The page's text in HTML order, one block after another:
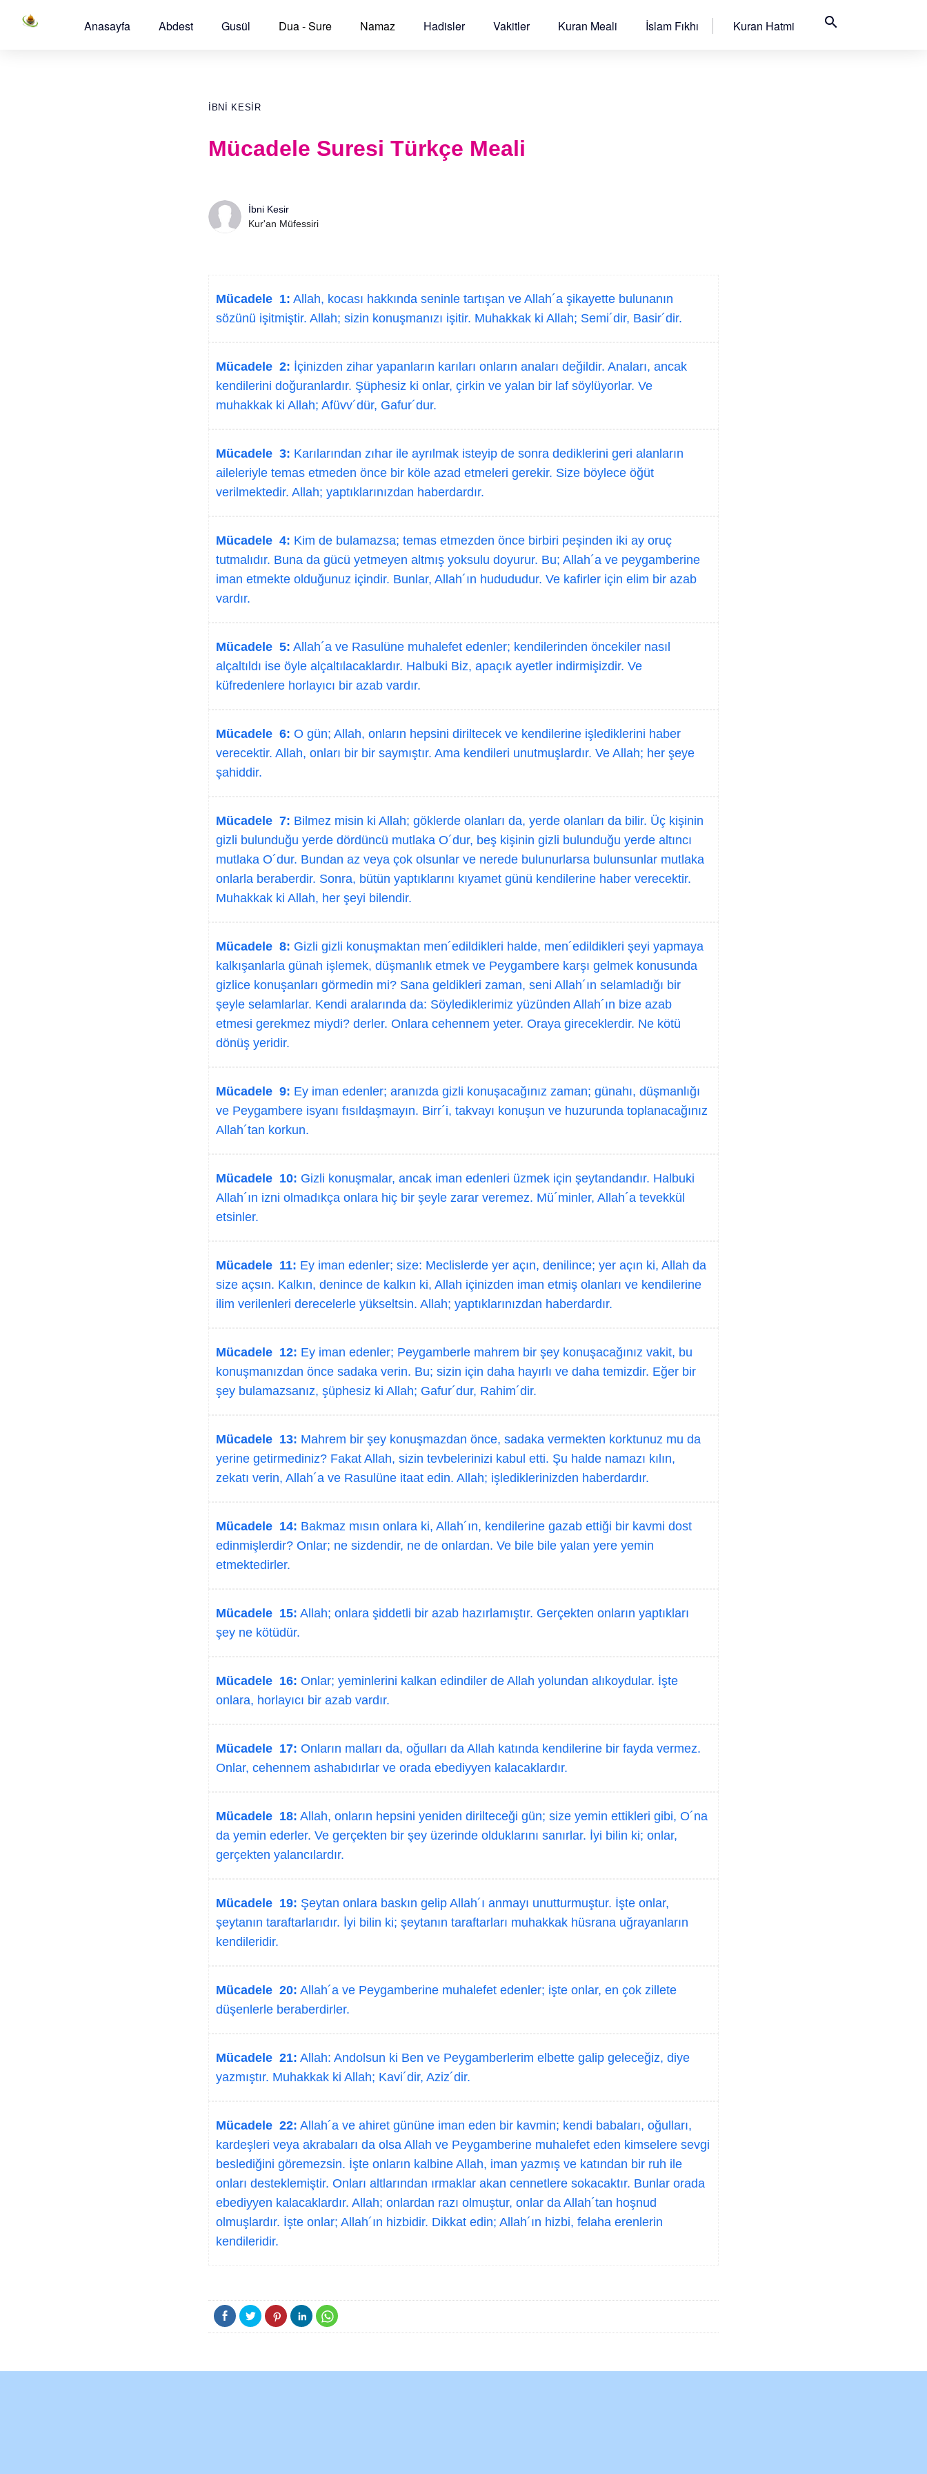
Anasayfa Abdest Gusül Dua - Sure Namaz Hadisler Vakitler Kuran Meali İslam Fıkhı Kuran Hatmi search
İBNI KESIR
Mücadele Suresi Türkçe Meali
İbni Kesir
Kur'an Müfessiri
Mücadele 1: Allah, kocası hakkında seninle tartışan ve Allah´a şikayette bulunanın
sözünü işitmiştir. Allah; sizin konuşmanızı işitir. Muhakkak ki Allah; Semi´dir, Basir´dir.
Mücadele 2: İçinizden zihar yapanların karıları onların anaları değildir. Anaları, ancak
kendilerini doğuranlardır. Şüphesiz ki onlar, çirkin ve yalan bir laf söylüyorlar. Ve
muhakkak ki Allah; Afüvv´dür, Gafur´dur.
Mücadele 3: Karılarından zıhar ile ayrılmak isteyip de sonra dediklerini geri alanların
aileleriyle temas etmeden önce bir köle azad etmeleri gerekir. Size böylece öğüt
verilmektedir. Allah; yaptıklarınızdan haberdardır.
Mücadele 4: Kim de bulamazsa; temas etmezden önce birbiri peşinden iki ay oruç
tutmalıdır. Buna da gücü yetmeyen altmış yoksulu doyurur. Bu; Allah´a ve peygamberine
iman etmekte olduğunuz içindir. Bunlar, Allah´ın hudududur. Ve kafirler için elim bir azab
vardır.
Mücadele 5: Allah´a ve Rasulüne muhalefet edenler; kendilerinden öncekiler nasıl
alçaltıldı ise öyle alçaltılacaklardır. Halbuki Biz, apaçık ayetler indirmişizdir. Ve
küfredenlere horlayıcı bir azab vardır.
Mücadele 6: O gün; Allah, onların hepsini diriltecek ve kendilerine işlediklerini haber
verecektir. Allah, onları bir bir saymıştır. Ama kendileri unutmuşlardır. Ve Allah; her şeye
şahiddir.
Mücadele 7: Bilmez misin ki Allah; göklerde olanları da, yerde olanları da bilir. Üç kişinin
gizli bulunduğu yerde dördüncü mutlaka O´dur, beş kişinin gizli bulunduğu yerde altıncı
mutlaka O´dur. Bundan az veya çok olsunlar ve nerede bulunurlarsa bulunsunlar mutlaka
onlarla beraberdir. Sonra, bütün yaptıklarını kıyamet günü kendilerine haber verecektir.
Muhakkak ki Allah, her şeyi bilendir.
Mücadele 8: Gizli gizli konuşmaktan men´edildikleri halde, men´edildikleri şeyi yapmaya
kalkışanlarla günah işlemek, düşmanlık etmek ve Peygambere karşı gelmek konusunda
gizlice konuşanları görmedin mi? Sana geldikleri zaman, seni Allah´ın selamladığı bir
şeyle selamlarlar. Kendi aralarında da: Söylediklerimiz yüzünden Allah´ın bize azab
etmesi gerekmez miydi? derler. Onlara cehennem yeter. Oraya gireceklerdir. Ne kötü
dönüş yeridir.
Mücadele 9: Ey iman edenler; aranızda gizli konuşacağınız zaman; günahı, düşmanlığı
ve Peygambere isyanı fısıldaşmayın. Birr´i, takvayı konuşun ve huzurunda toplanacağınız
Allah´tan korkun.
Mücadele 10: Gizli konuşmalar, ancak iman edenleri üzmek için şeytandandır. Halbuki
Allah´ın izni olmadıkça onlara hiç bir şeyle zarar veremez. Mü´minler, Allah´a tevekkül
etsinler.
Mücadele 11: Ey iman edenler; size: Meclislerde yer açın, denilince; yer açın ki, Allah da
size açsın. Kalkın, denince de kalkın ki, Allah içinizden iman etmiş olanları ve kendilerine
ilim verilenleri derecelerle yükseltsin. Allah; yaptıklarınızdan haberdardır.
Mücadele 12: Ey iman edenler; Peygamberle mahrem bir şey konuşacağınız vakit, bu
konuşmanızdan önce sadaka verin. Bu; sizin için daha hayırlı ve daha temizdir. Eğer bir
şey bulamazsanız, şüphesiz ki Allah; Gafur´dur, Rahim´dir.
Mücadele 13: Mahrem bir şey konuşmazdan önce, sadaka vermekten korktunuz mu da
yerine getirmediniz? Fakat Allah, sizin tevbelerinizi kabul etti. Şu halde namazı kılın,
zekatı verin, Allah´a ve Rasulüne itaat edin. Allah; işlediklerinizden haberdardır.
Mücadele 14: Bakmaz mısın onlara ki, Allah´ın, kendilerine gazab ettiği bir kavmi dost
edinmişlerdir? Onlar; ne sizdendir, ne de onlardan. Ve bile bile yalan yere yemin
etmektedirler.
Mücadele 15: Allah; onlara şiddetli bir azab hazırlamıştır. Gerçekten onların yaptıkları
şey ne kötüdür.
Mücadele 16: Onlar; yeminlerini kalkan edindiler de Allah yolundan alıkoydular. İşte
onlara, horlayıcı bir azab vardır.
Mücadele 17: Onların malları da, oğulları da Allah katında kendilerine bir fayda vermez.
Onlar, cehennem ashabıdırlar ve orada ebediyyen kalacaklardır.
Mücadele 18: Allah, onların hepsini yeniden dirilteceği gün; size yemin ettikleri gibi, O´na
da yemin ederler. Ve gerçekten bir şey üzerinde olduklarını sanırlar. İyi bilin ki; onlar,
gerçekten yalancılardır.
Mücadele 19: Şeytan onlara baskın gelip Allah´ı anmayı unutturmuştur. İşte onlar,
şeytanın taraftarlarıdır. İyi bilin ki; şeytanın taraftarları muhakkak hüsrana uğrayanların
kendileridir.
Mücadele 20: Allah´a ve Peygamberine muhalefet edenler; işte onlar, en çok zillete
düşenlerle beraberdirler.
Mücadele 21: Allah: Andolsun ki Ben ve Peygamberlerim elbette galip geleceğiz, diye
yazmıştır. Muhakkak ki Allah; Kavi´dir, Aziz´dir.
Mücadele 22: Allah´a ve ahiret gününe iman eden bir kavmin; kendi babaları, oğulları,
kardeşleri veya akrabaları da olsa Allah ve Peygamberine muhalefet eden kimselere sevgi
beslediğini göremezsin. İşte onların kalbine Allah, iman yazmış ve katından bir ruh ile
onları desteklemiştir. Onları altlarından ırmaklar akan cennetlere sokacaktır. Bunlar orada
ebediyyen kalacaklardır. Allah; onlardan razı olmuştur, onlar da Allah´tan hoşnud
olmuşlardır. İşte onlar; Allah´ın hizbidir. Dikkat edin; Allah´ın hizbi, felaha erenlerin
kendileridir.